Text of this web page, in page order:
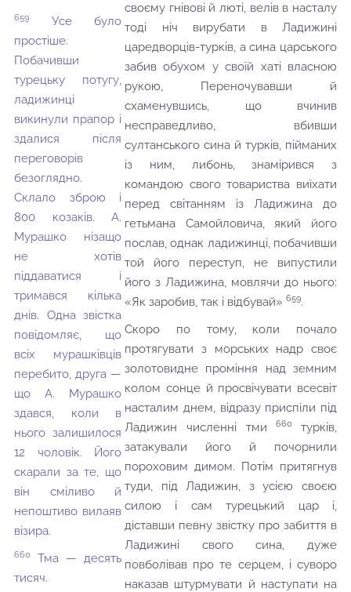
659
Усе було
простіше.
Побачивши
турецьку потугу,
ладижинці
викинули прапор і
здалися після
переговорів
безоглядно.
Склало зброю і
800 козаків. А.
Мурашко нізащо
не хотів
піддаватися і
тримався кілька
днів. Одна звістка
повідомляє, що
всіх мурашківців
перебито, друга —
що А. Мурашко
здався, коли в
нього залишилося
12 чоловік. Його
скарали за те, що
він сміливо й
непоштиво вилаяв
візира.
660
Тма — десять
тисяч.
своєму гнівові й люті, велів в насталу
тоді ніч вирубати в Ладижині
царедворців-турків, а сина царського
забив обухом у своїй хаті власною
рукою, Переночувавши й
схаменувшись, що вчинив
несправедливо, вбивши
султанського сина й турків, пійманих
із ним, либонь, знамірився з
командою свого товариства виїхати
перед світанням із Ладижина до
гетьмана Самойловича, який його
послав, однак ладижинці, побачивши
той його переступ, не випустили
його з Ладижина, мовлячи до нього:
«Як заробив, так і відбувай» 659.
Скоро по тому, коли почало
протягувати з морських надр своє
золотовидне проміння над земним
колом сонце й просвічувати всесвіт
насталим днем, відразу приспіли під
Ладижин численні тми660 турків,
затакували його й почорнили
пороховим димом. Потім притягнув
туди, під Ладижин, з усією своєю
силою і сам турецький цар і,
діставши певну звістку про забиття в
Ладижині свого сина, дуже
повболівав про те серцем, і суворо
наказав штурмувати й наступати на